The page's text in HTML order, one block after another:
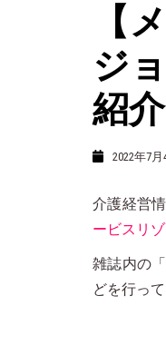
【
ジ
紹
2022年7月
介護経営
ービスリ
雑誌内の
どを行っ